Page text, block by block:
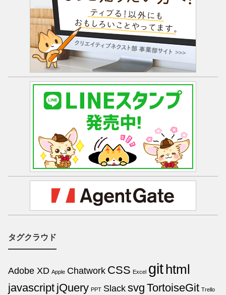
タグクラウド
Adobe XD Apple Chatwork CSS Excel githtml
javascript jQuery PPT Slack svg TortoiseGit Trello